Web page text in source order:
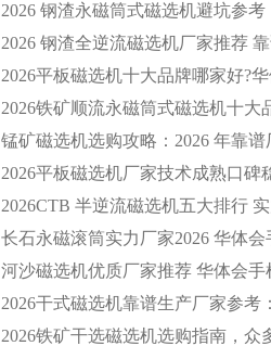
2026 钢渣全逆流磁选机厂家推荐
锰矿磁选机选购攻略：2026 年靠